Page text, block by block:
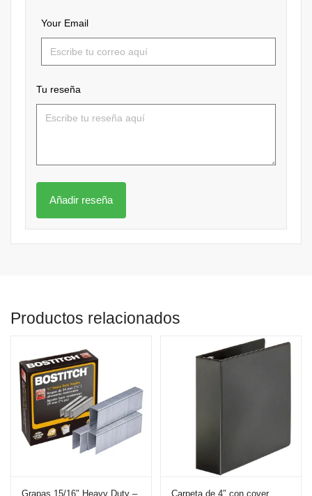
Your Email
Tu reseña
Productos relacionados
Grapas 15/16″ Heavy Duty –
Carpeta de 4″ con cover